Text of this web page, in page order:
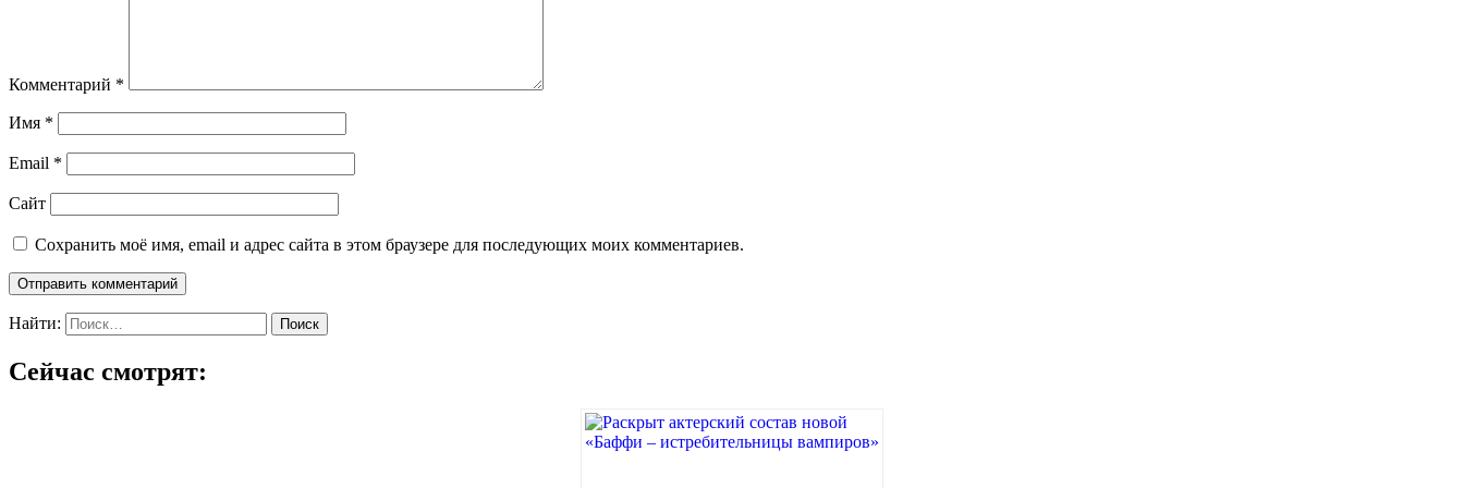
Комментарий *
Имя *
Email *
Сайт
Сохранить моё имя, email и адрес сайта в этом браузере для последующих моих комментариев.
Найти:
Сейчас смотрят: